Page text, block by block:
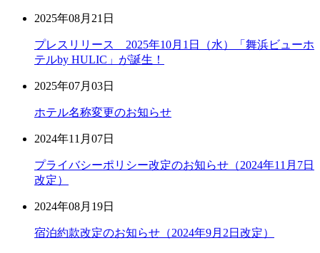
2025年08月21日
プレスリリース 2025年10月1日（水）「舞浜ビューホ
テルby HULIC」が誕生！
2025年07月03日
ホテル名称変更のお知らせ
2024年11月07日
プライバシーポリシー改定のお知らせ（2024年11月7日
改定）
2024年08月19日
宿泊約款改定のお知らせ（2024年9月2日改定）